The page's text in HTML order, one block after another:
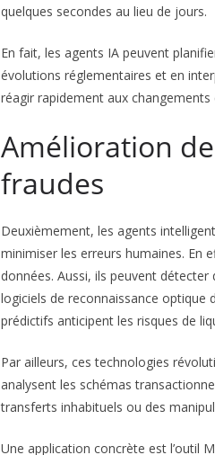
quelques secondes au lieu de jours.
En fait, les agents IA peuvent
évolutions réglementaires et en
réagir rapidement aux
Amélioration
fraudes
Deuxièmement, les agents
minimiser les erreurs humaines. En
données. Aussi, ils peuvent détecter
logiciels de reconnaissance optique
prédictifs anticipent les risques de
Par ailleurs, ces technologies
analysent les schémas
transferts inhabituels ou des
Une application concrète est l’outil